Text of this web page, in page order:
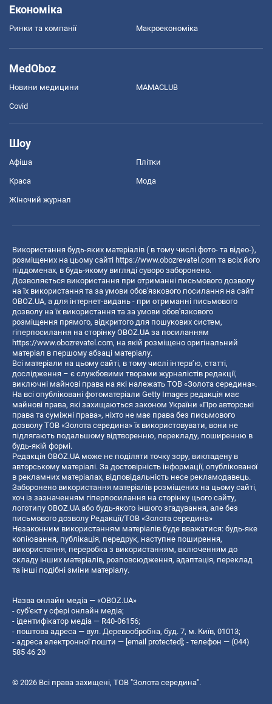
Економіка
Ринки та компанії Макроекономіка
MedOboz
Новини медицини MAMACLUB
Covid
Шоу
Афіша Плітки
Краса Мода
Жіночий журнал
Використання будь-яких матеріалів ( в тому числі фото- та відео-),
розміщених на цьому сайті https://www.obozrevatel.com та всіх його
піддоменах, в будь-якому вигляді суворо заборонено.
Дозволяється використання при отриманні письмового дозволу
на їх використання та за умови обов'язкового посилання на сайт
OBOZ.UA, а для інтернет-видань - при отриманні письмового
дозволу на їх використання та за умови обов'язкового
розміщення прямого, відкритого для пошукових систем,
гіперпосилання на сторінку OBOZ.UA за посиланням
https://www.obozrevatel.com, на якій розміщено оригінальний
матеріал в першому абзаці матеріалу.
Всі матеріали на цьому сайті, в тому числі інтерв’ю, статті,
дослідження – є службовими творами журналістів редакції,
виключні майнові права на які належать ТОВ «Золота середина».
На всі опубліковані фотоматеріали Getty Images редакція має
майнові права, які захищаються законом України «Про авторські
права та суміжні права», ніхто не має права без письмового
дозволу ТОВ «Золота середина» їх використовувати, вони не
підлягають подальшому відтворенню, перекладу, поширенню в
будь-якій формі.
Редакція OBOZ.UA може не поділяти точку зору, викладену в
авторському матеріалі. За достовірність інформації, опублікованої
в рекламних матеріалах, відповідальність несе рекламодавець.
Заборонено використання матеріалів розміщених на цьому сайті,
хоч із зазначенням гіперпосилання на сторінку цього сайту,
логотипу OBOZ.UA або будь-якого іншого згадування, але без
письмового дозволу Редакції/ТОВ «Золота середина»
Незаконним використанням матеріалів буде вважатися: будь-яке
копiювання, публiкацiя, передрук, наступне поширення,
використання, переробка з використанням, включенням до
складу інших матеріалів, розповсюдження, адаптація, переклад
та інші подібні зміни матеріалу.
Назва онлайн медіа — «OBOZ.UA»
- суб'єкт у сфері онлайн медіа;
- ідентифікатор медіа — R40-06156;
- поштова адреса — вул. Деревообробна, буд. 7, м. Київ, 01013;
- адреса електронної пошти — [email protected]; - телефон — (044)
585 46 20
© 2026 Всі права захищені, ТОВ "Золота середина".